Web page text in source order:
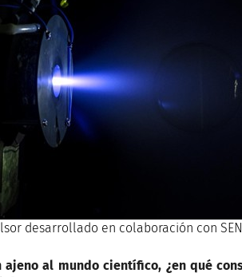
desarrollado en colaboración con
ajeno al mundo científico, ¿en qué